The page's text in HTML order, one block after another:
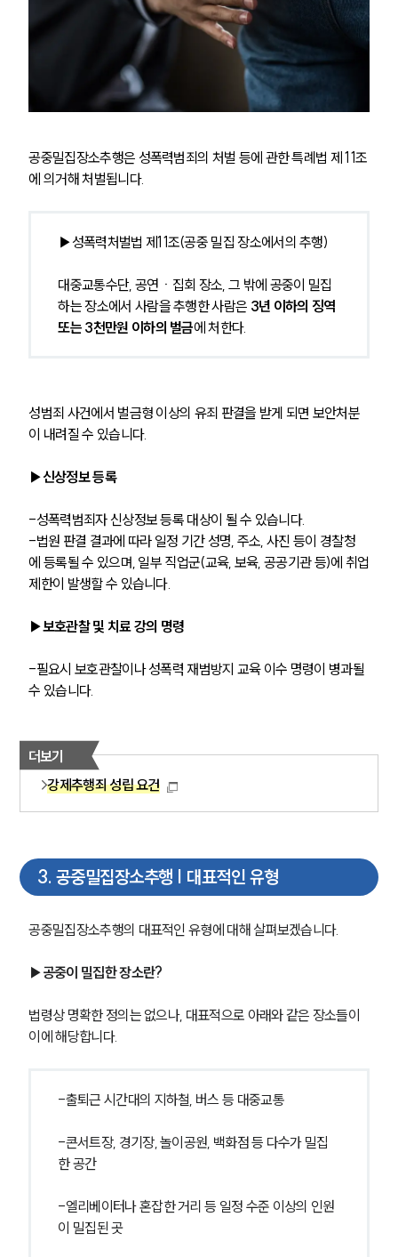
공중밀집장소추행은 성폭력범죄의 처벌 등에 관한 특례법 제 11조
에 의거해 처벌됩니다.
▶성폭력처벌법 제11조(공중 밀집 장소에서의 추행)
대중교통수단, 공연ㆍ집회 장소, 그 밖에 공중이 밀집
하는 장소에서 사람을 추행한 사람은 3년 이하의 징역
또는 3천만원 이하의 벌금에 처한다.
성범죄 사건에서 벌금형 이상의 유죄 판결을 받게 되면 보안처분
이 내려질 수 있습니다.
▶신상정보 등록
-성폭력범죄자 신상정보 등록 대상이 될 수 있습니다.
-법원 판결 결과에 따라 일정 기간 성명, 주소, 사진 등이 경찰청
에 등록될 수 있으며, 일부 직업군(교육, 보육, 공공기관 등)에 취업
제한이 발생할 수 있습니다.
▶보호관찰 및 치료 강의 명령
-필요시 보호관찰이나 성폭력 재범방지 교육 이수 명령이 병과될
수 있습니다.
더보기
강제추행죄 성립 요건
3. 공중밀집장소추행 | 대표적인 유형
공중밀집장소추행의 대표적인 유형에 대해 살펴보겠습니다.
▶공중이 밀집한 장소란?
법령상 명확한 정의는 없으나, 대표적으로 아래와 같은 장소들이
이에 해당합니다.
-출퇴근 시간대의 지하철, 버스 등 대중교통
-콘서트장, 경기장, 놀이공원, 백화점 등 다수가 밀집
한 공간
-엘리베이터나 혼잡한 거리 등 일정 수준 이상의 인원
이 밀집된 곳